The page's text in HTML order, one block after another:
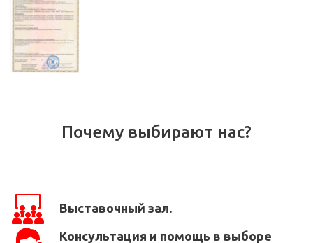
Почему выбирают нас?
Выставочный зал.
Консультация и помощь в выборе